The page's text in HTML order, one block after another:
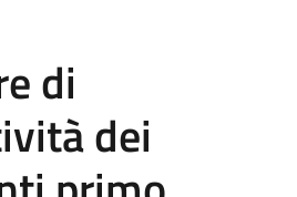
di
dei